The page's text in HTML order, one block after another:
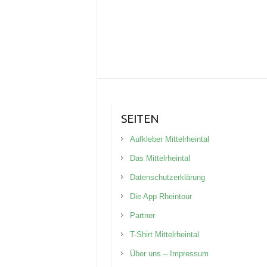
SEITEN
Aufkleber Mittelrheintal
Das Mittelrheintal
Datenschutzerklärung
Die App Rheintour
Partner
T-Shirt Mittelrheintal
Über uns – Impressum